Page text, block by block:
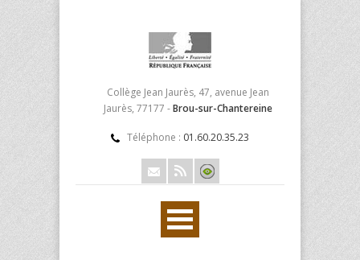
Collège Jean Jaurès, 47, avenue Jean
Jaurès, 77177 -Brou-sur-Chantereine
Téléphone : 01.60.20.35.23